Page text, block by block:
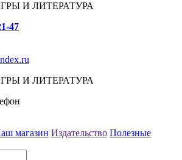
И ЛИТЕРАТУРА
47
И ЛИТЕРАТУРА
магазин Издательство Полезные